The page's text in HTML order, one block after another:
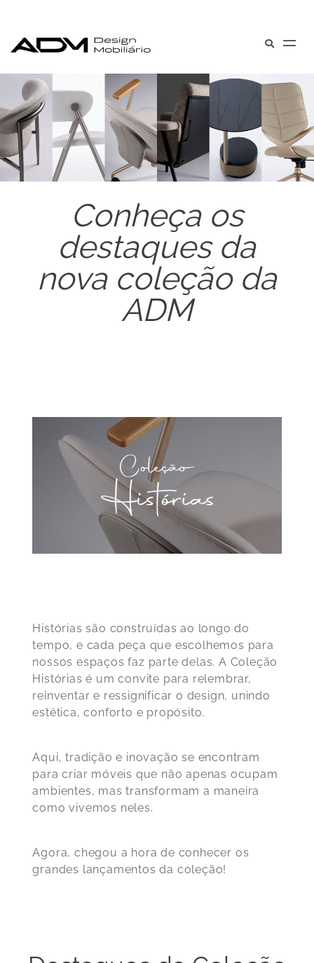
Conheça os
destaques da
nova coleção da
ADM
Histórias são construídas ao longo do
tempo, e cada peça que escolhemos para
nossos espaços faz parte delas. A Coleção
Histórias é um convite para relembrar,
reinventar e ressignificar o design, unindo
estética, conforto e propósito.
Aqui, tradição e inovação se encontram
para criar móveis que não apenas ocupam
ambientes, mas transformam a maneira
como vivemos neles.
Agora, chegou a hora de conhecer os
grandes lançamentos da coleção!